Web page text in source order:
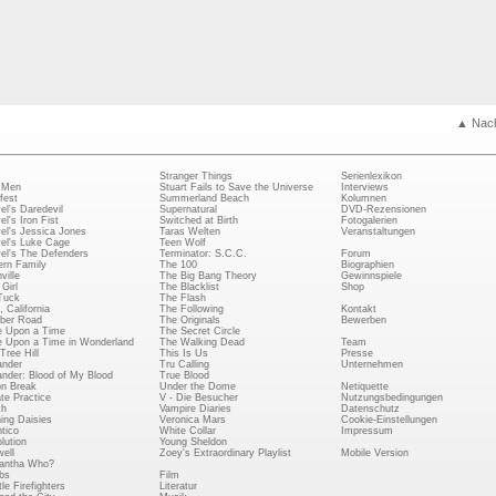
▲
Daredevil
Iron Fist
Jessica Jones
Luke Cage
The Defenders
Family
California
Road
Upon a Time
Upon a Time in Wonderland
Hill
Blood of My Blood
Break
Practice
Daisies
Who?
Firefighters
Stranger Things
Stuart Fails to Save the Universe
Summerland Beach
Supernatural
Switched at Birth
Taras Welten
Teen Wolf
Terminator: S.C.C.
The 100
The Big Bang Theory
The Blacklist
The Flash
The Following
The Originals
The Secret Circle
The Walking Dead
This Is Us
Tru Calling
True Blood
Under the Dome
V - Die Besucher
Vampire Diaries
Veronica Mars
White Collar
Young Sheldon
Zoey's Extraordinary Playlist
Film
Literatur
Serienlexikon
Interviews
Kolumnen
DVD-Rezensionen
Fotogalerien
Veranstaltungen
Forum
Biographien
Gewinnspiele
Shop
Kontakt
Bewerben
Team
Presse
Unternehmen
Netiquette
Nutzungsbedingungen
Datenschutz
Cookie-Einstellungen
Impressum
Mobile Version